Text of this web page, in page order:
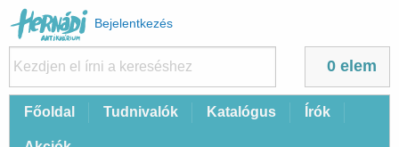
Felhasználói
fiók
menüje
Bejelentkezés
0 elem
FőFőoldal Tudnivalók Katalógus Írók